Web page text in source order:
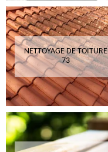
NETTOYAGE DE TOITURE
73